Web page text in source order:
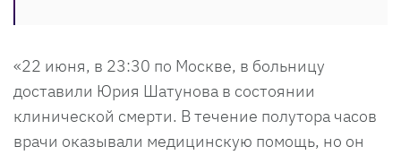
«22 июня, в 23:30 по Москве, в больницу
доставили Юрия Шатунова в состоянии
клинической смерти. В течение полутора часов
врачи оказывали медицинскую помощь, но он